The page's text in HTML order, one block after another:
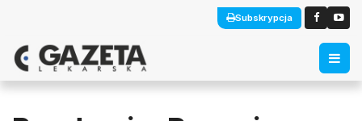
Subskrypcja